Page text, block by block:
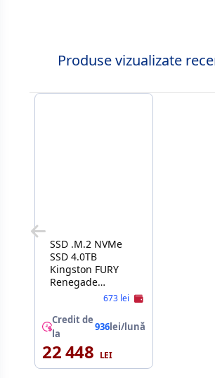
Produse vizualizate
SSD .M.2 NVMe
SSD 4.0TB
Kingston FURY
Renegade
w/Heatsink10.5mm
R/W:7300/7000MB/s,
3DTLC]Capacitate
stocare: 4000
GBSistem de
stocare a datelor:
673 lei
Credit de
la
936lei/lună
22 448